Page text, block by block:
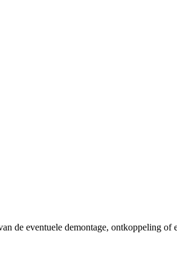
de eventuele demontage, ontkoppeling